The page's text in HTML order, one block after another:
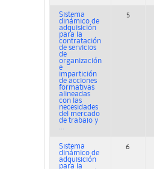
Sistema
dinámico de
adquisición
para la
contratación
de servicios
de
organización
e
impartición
de acciones
formativas
alineadas
con las
necesidades
del mercado
de trabajo y
...
5
Sistema
dinámico de
adquisición
para la
6